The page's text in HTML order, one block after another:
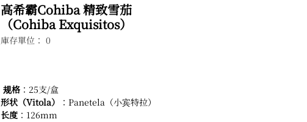
高希霸Cohiba 精致雪茄
（Cohiba Exquisitos）
庫存單位： 0
规格 ：25支/盒
形状（Vitola）
：Panetela（小宾特拉）
长度 ：126mm